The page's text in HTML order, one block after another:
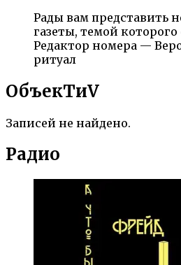
Рады вам представить
газеты, темой которого
Редактор номера —
ритуал
ОбъекTиV
Записей не найдено.
Радио